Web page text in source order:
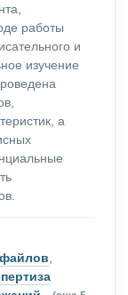
работы
и
изучение
а
файлов,